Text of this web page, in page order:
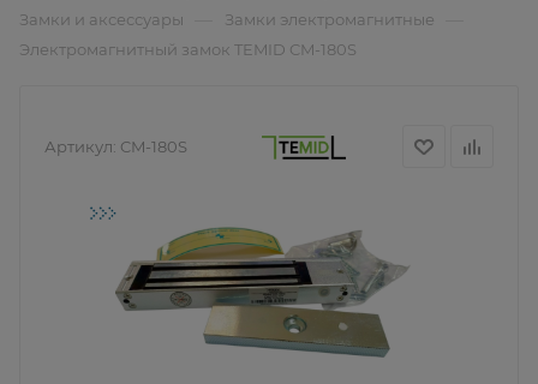
Замки и аксессуары Замки электромагнитные
Электромагнитный замок TEMID CM-180S
Артикул: CM-180S